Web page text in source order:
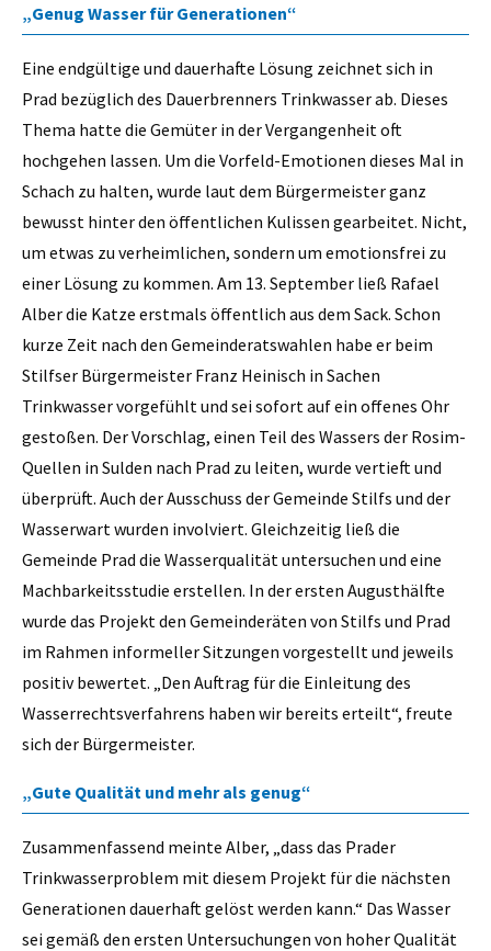
„Genug Wasser für Generationen“
Eine endgültige und dauerhafte Lösung zeichnet sich in
Prad bezüglich des Dauerbrenners Trinkwasser ab. Dieses
Thema hatte die Gemüter in der Vergangenheit oft
hochgehen lassen. Um die Vorfeld-Emotionen dieses Mal in
Schach zu halten, wurde laut dem Bürgermeister ganz
bewusst hinter den öffentlichen Kulissen gearbeitet. Nicht,
um etwas zu verheimlichen, sondern um emotionsfrei zu
einer Lösung zu kommen. Am 13. September ließ Rafael
Alber die Katze erstmals öffentlich aus dem Sack. Schon
kurze Zeit nach den Gemeinderatswahlen habe er beim
Stilfser Bürgermeister Franz Heinisch in Sachen
Trinkwasser vorgefühlt und sei sofort auf ein offenes Ohr
gestoßen. Der Vorschlag, einen Teil des Wassers der Rosim-
Quellen in Sulden nach Prad zu leiten, wurde vertieft und
überprüft. Auch der Ausschuss der Gemeinde Stilfs und der
Wasserwart wurden involviert. Gleichzeitig ließ die
Gemeinde Prad die Wasserqualität untersuchen und eine
Machbarkeitsstudie erstellen. In der ersten Augusthälfte
wurde das Projekt den Gemeinderäten von Stilfs und Prad
im Rahmen informeller Sitzungen vorgestellt und jeweils
positiv bewertet. „Den Auftrag für die Einleitung des
Wasserrechtsverfahrens haben wir bereits erteilt“, freute
sich der Bürgermeister.
„Gute Qualität und mehr als genug“
Zusammenfassend meinte Alber, „dass das Prader
Trinkwasserproblem mit diesem Projekt für die nächsten
Generationen dauerhaft gelöst werden kann.“ Das Wasser
sei gemäß den ersten Untersuchungen von hoher Qualität